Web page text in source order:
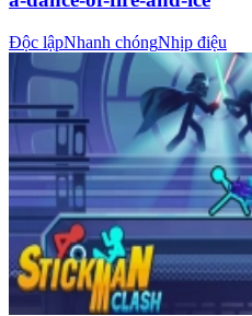
Độc lậpNhanh chóngNhịp điệu